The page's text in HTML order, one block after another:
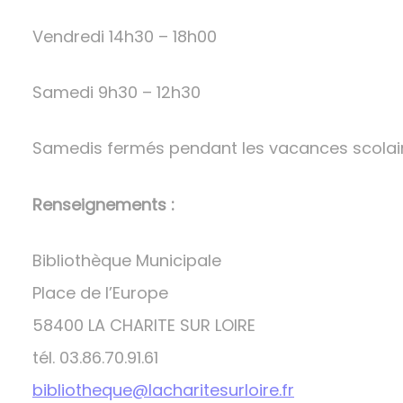
Vendredi 14h30 – 18h00
Samedi 9h30 – 12h30
Samedis fermés pendant les vacances
Renseignements :
Bibliothèque Municipale
Place de l’Europe
58400 LA CHARITE SUR LOIRE
tél. 03.86.70.91.61
bibliotheque@lacharitesurloire.fr